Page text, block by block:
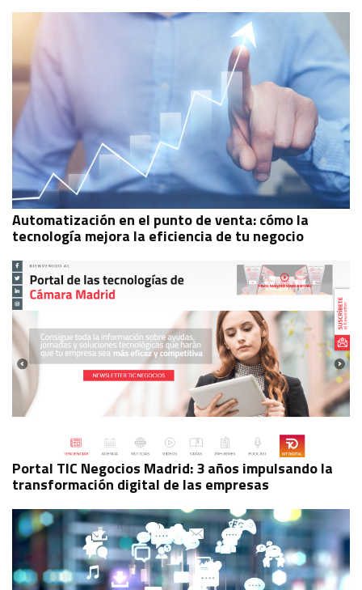
Automatización en el punto de venta: cómo la
tecnología mejora la eficiencia de tu negocio
Portal TIC Negocios Madrid: 3 años impulsando la
transformación digital de las empresas